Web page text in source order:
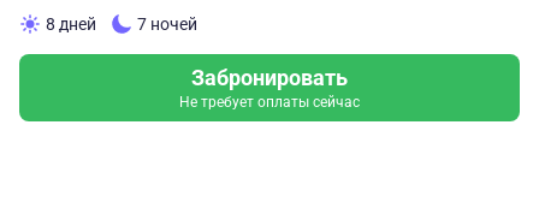
8 дней
7 ночей
Забронировать
Не требует оплаты сейчас